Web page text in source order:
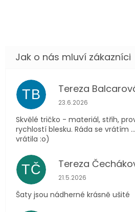
TB Tereza
Hodnocení obchodu
23.6.2026
Skvělé tričko - materiál, střih,
rychlostí blesku. Ráda se vrátím
vrátila :o)
TČ Tereza
Hodnocení obchodu
21.5.2026
Šaty jsou nádherné krásně ušité